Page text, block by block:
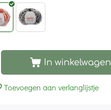
In winkelwagen
Toevoegen aan verlanglijstje